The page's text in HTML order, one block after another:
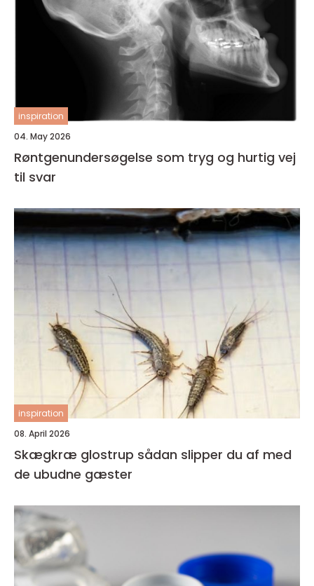
inspiration
04. May 2026
Røntgenundersøgelse som tryg og hurtig vej
til svar
inspiration
08. April 2026
Skægkræ glostrup sådan slipper du af med
de ubudne gæster